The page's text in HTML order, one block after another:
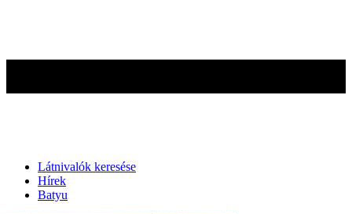
Látnivalók keresése
Hírek
Batyu